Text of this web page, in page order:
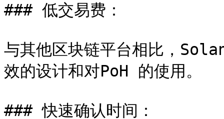
### 低交易费：
与其他区块链平台相比，
效的设计和对PoH 的使用。
### 快速确认时间：